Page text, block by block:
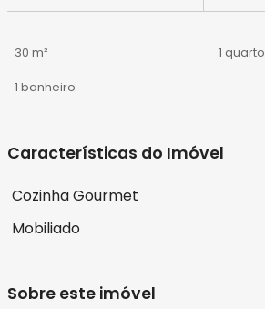
30 m² 1 quarto
1 banheiro
Características do Imóvel
Cozinha Gourmet
Mobiliado
Sobre este imóvel